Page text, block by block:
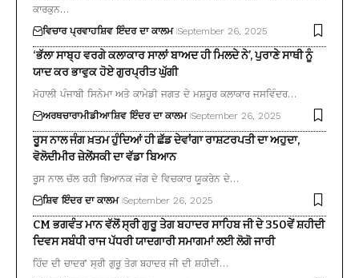
ਕਾਰਕੁਨ…
ਵਿਚਾਰ ਪ੍ਰਵਾਹਸ਼ਿਵ ਇੰਦਰ ਦਾ ਕਾਲਮ September 26, 2025
‘ਭੱਲਾ ਸਾਬ੍ਹ ਵਰਗੇ ਕਲਾਕਾਰ ਸਾਲਾਂ ਬਾਅਦ ਹੀ ਮਿਲਦੇ ਨੇ’, ਪੁਰਾਣੇ ਸਾਥੀ ਨੂੰ
ਯਾਦ ਕਰ ਭਾਵੁਕ ਹੋਏ ਗੁਰਪ੍ਰੀਤ ਘੁੱਗੀ
ਮੋਹਾਲੀ ਪੰਜਾਬੀ ਸਿਨੇਮਾ ਅਤੇ ਕਾਮੇਡੀ ਜਗਤ ਦੇ ਮਸ਼ਹੂਰ ਕਲਾਕਾਰ ਜਸਵਿੰਦਰ…
ਅਰਥਚਾਰਾਮੀਡੀਆਸ਼ਿਵ ਇੰਦਰ ਦਾ ਕਾਲਮ September 26, 2025
ਰੂਸ ਨਾਲ ਜੰਗ ਖ਼ਤਮ ਹੁੰਦਿਆਂ ਹੀ ਛੱਡ ਦੇਵਾਂਗਾ ਰਾਸ਼ਟਰਪਤੀ ਦਾ ਅਹੁਦਾ,
ਵੋਲੋਦੀਮੀਰ ਜ਼ੇਲੇਂਸਕੀ ਦਾ ਵੱਡਾ ਬਿਆਨ
ਰੂਸ ਨਾਲ ਚੱਲ ਰਹੀ ਭਿਆਨਕ ਜੰਗ ਦੇ ਵਿਚਕਾਰ ਯੂਕਰੇਨ ਦੇ…
ਸ਼ਿਵ ਇੰਦਰ ਦਾ ਕਾਲਮ September 26, 2025
CM ਭਗਵੰਤ ਮਾਨ ਵੱਲੋਂ ਸ੍ਰੀ ਗੁਰੂ ਤੇਗ ਬਹਾਦਰ ਸਾਹਿਬ ਜੀ ਦੇ 350ਵੇਂ ਸ਼ਹੀਦੀ
ਦਿਵਸ ਸਬੰਧੀ ਰਾਜ ਪੱਧਰੀ ਯਾਦਗਾਰੀ ਸਮਾਗਮਾਂ ਲਈ ਲੋਗੋ ਜਾਰੀ
ਹਿੰਦ ਦੀ ਚਾਦਰ’ ਸ੍ਰੀ ਗੁਰੂ ਤੇਗ ਬਹਾਦਰ ਜੀ ਦੀ ਸ਼ਹੀਦੀ…